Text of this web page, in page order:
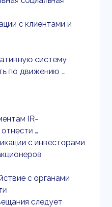
с клиентами и
систему
по движению …
IR-
…
с инвесторами
с органами
следует